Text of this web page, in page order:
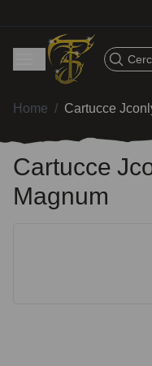
Home / Cartucce
Cartucce
Magnum